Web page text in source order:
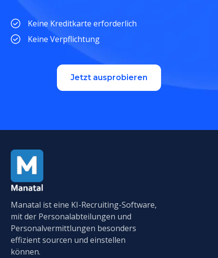
Keine Kreditkarte erforderlich
Keine Verpflichtung
Jetzt ausprobieren
Manatal ist eine KI-Recruiting-Software,
mit der Personalabteilungen und
Personalvermittlungen besonders
effizient sourcen und einstellen
können.